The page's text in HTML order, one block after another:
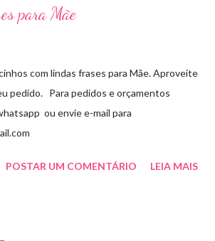
para Mãe
com lindas frases para Mãe. Aproveite
pedido. Para pedidos e orçamentos
ou envie e-mail para
POSTAR UM COMENTÁRIO LEIA MAIS